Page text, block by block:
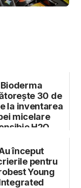
Bioderma
30 de
la inventarea
micelare
H2O
început
pentru
Young